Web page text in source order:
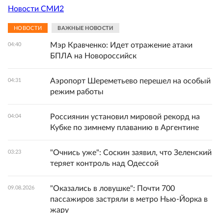
Новости СМИ2
НОВОСТИ ВАЖНЫЕ НОВОСТИ
04:40
Мэр Кравченко: Идет отражение атаки
БПЛА на Новороссийск
04:31
Аэропорт Шереметьево перешел на особый
режим работы
04:04
Россиянин установил мировой рекорд на
Кубке по зимнему плаванию в Аргентине
03:23
"Очнись уже": Соскин заявил, что Зеленский
теряет контроль над Одессой
09.08.2026
"Оказались в ловушке": Почти 700
пассажиров застряли в метро Нью-Йорка в
жару